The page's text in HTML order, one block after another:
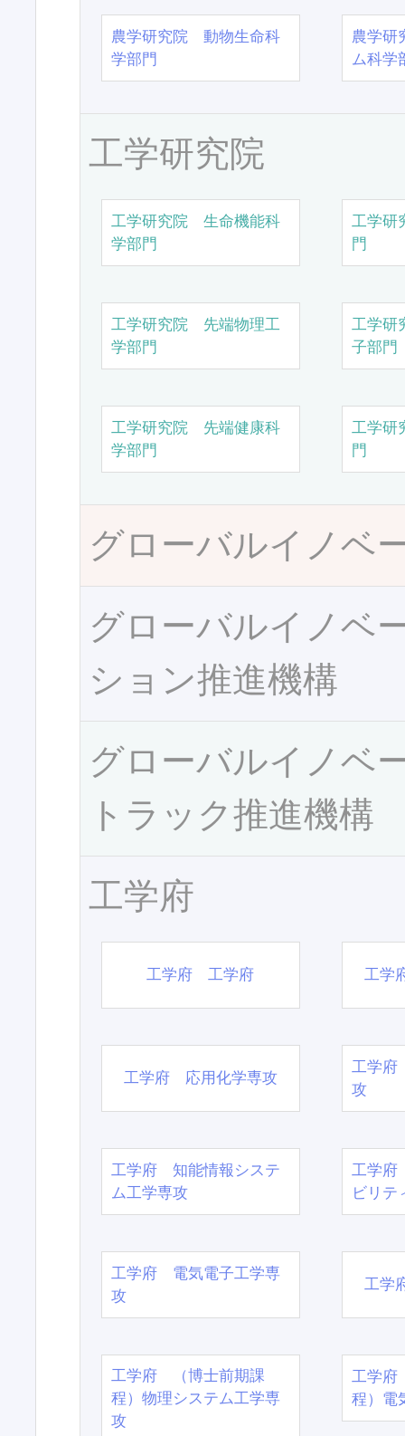
農学研究院 動物生命科
学部門
農学
ム科学
工学研究院
工学研究院 生命機能科
学部門
工学研
門
工学研究院 先端物理工
学部門
工学研
子部門
工学研究院 先端健康科
学部門
工学研
門
グローバルイノベ
グローバルイノベ
ション推進機構
グローバルイノベ
トラック推進機構
工学府
工学府 工学府 工学
工学府 応用化学専攻
工学府
攻
工学府 知能情報システ
ム工学専攻
工学府
ビリテ
工学府 電気電子工学専
攻
工学
工学府 （博士前期課
程）物理システム工学専
攻
工学
程）電